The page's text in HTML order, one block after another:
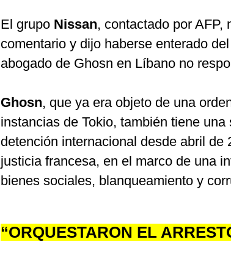
El grupo Nissan, contactado por AFP,
comentario y dijo haberse enterado
abogado de Ghosn en Líbano no
Ghosn, que ya era objeto de una
instancias de Tokio, también tiene una
detención internacional desde abril de
justicia francesa, en el marco de una
bienes sociales, blanqueamiento y
“ORQUESTARON EL